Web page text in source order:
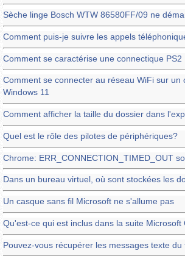
Sèche linge Bosch WTW 86580FF/09 ne
Comment puis-je suivre les appels
Comment se caractérise une connectique PS2
Comment se connecter au réseau WiFi sur
Windows 11
Comment afficher la taille du dossier dans
Quel est le rôle des pilotes de périphériques?
Chrome: ERR_CONNECTION_TIMED_OUT
Dans un bureau virtuel, où sont stockées les
Un casque sans fil Microsoft ne s'allume pas
Qu'est-ce qui est inclus dans la suite Microsoft
Pouvez-vous récupérer les messages texte